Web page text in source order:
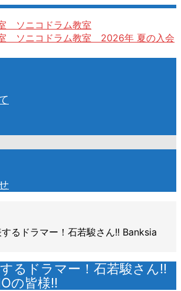
るドラマー！石若駿さん!! Banksia
るドラマー！石若駿さん!!
の皆様!!